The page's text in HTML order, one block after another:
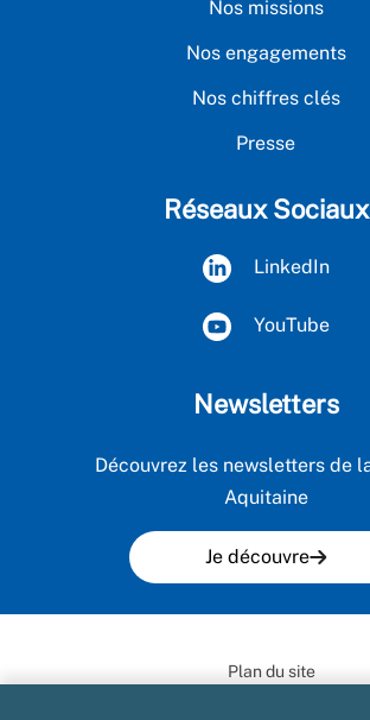
Nos missions
Nos engagements
Nos chiffres clés
Presse
Réseaux Sociaux
LinkedIn
YouTube
Newsletters
Découvrez les newsletters de
Aquitaine
Je découvre
Plan du site